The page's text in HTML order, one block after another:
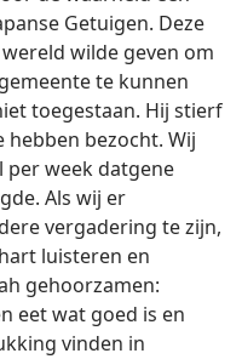
Getuigen. Deze
wilde geven om
te kunnen
toegestaan. Hij stierf
bezocht. Wij
per week datgene
Als wij er
vergadering te zijn,
luisteren en
gehoorzamen:
eet wat goed is en
vinden in